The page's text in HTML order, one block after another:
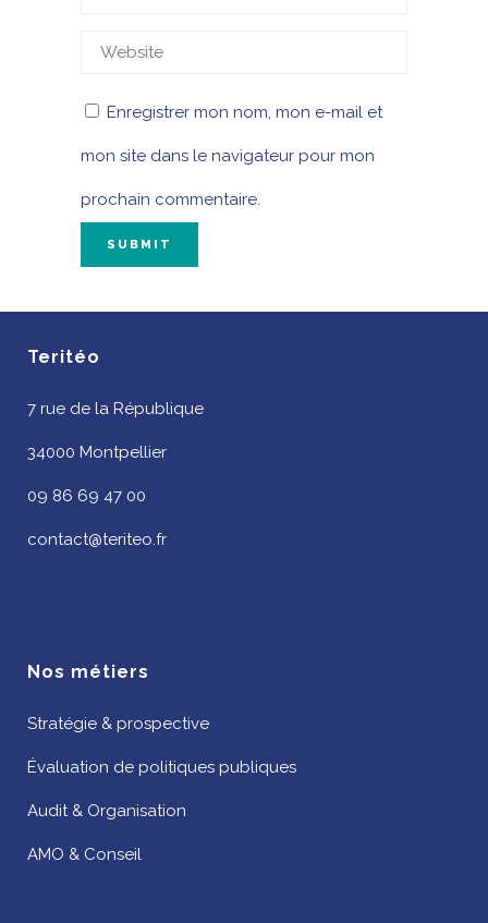
Enregistrer mon nom, mon e-mail et
mon site dans le navigateur pour mon
prochain commentaire.
Teritéo
7 rue de la République
34000 Montpellier
09 86 69 47 00
contact@teriteo.fr
Nos métiers
Stratégie & prospective
Évaluation de politiques publiques
Audit & Organisation
AMO & Conseil